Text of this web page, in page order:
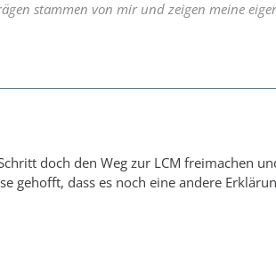
stammen von mir und zeigen meine
doch den Weg zur LCM freimachen
gehofft, dass es noch eine andere